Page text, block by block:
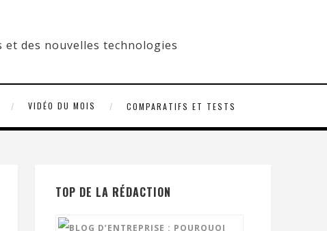
VIDÉO DU MOIS COMPARATIFS ET TESTS
TOP DE LA RÉDACTION